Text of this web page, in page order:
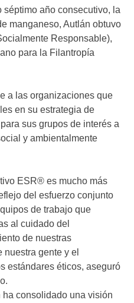
séptimo año consecutivo, la
manganeso, Autlán obtuvo
Responsable),
para la Filantropía
a las organizaciones que
en su estrategia de
sus grupos de interés a
y ambientalmente
ESR® es mucho más
del esfuerzo conjunto
de trabajo que
al cuidado del
de nuestras
gente y el
estándares éticos, aseguró
consolidado una visión